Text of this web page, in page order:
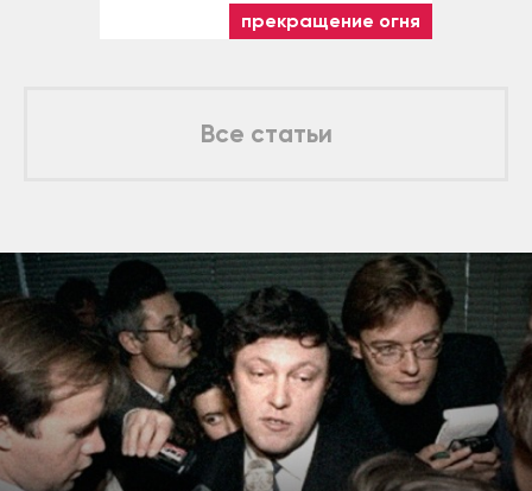
прекращение огня
Все статьи